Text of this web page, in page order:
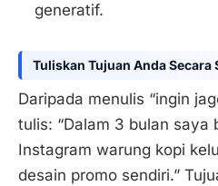
generatif.
Tuliskan Tujuan Anda Secara
Daripada menulis “ingin
tulis: “Dalam 3 bulan saya
Instagram warung kopi
desain promo sendiri.”